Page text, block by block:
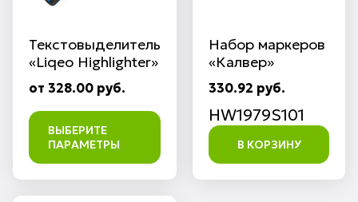
Текстовыделитель
«Liqeo Highlighter»
от 328.00 руб.
ВЫБЕРИТЕ
ПАРАМЕТРЫ
Набор маркеров
«Калвер»
330.92 руб.
HW1979S101
В КОРЗИНУ